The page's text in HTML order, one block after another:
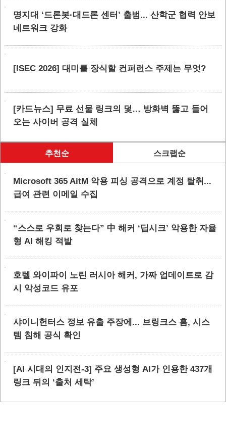
명지대 ‘드론봇·대드론 센터’ 출범... 산학군 협력 안보
네트워크 강화
[ISEC 2026] 대미를 장식할 컨퍼런스 주제는 무엇?
[카드뉴스] 무료 선물 링크의 덫… 방화벽 뚫고 들어
오는 사이버 공격 실체
추천순 스크랩순
Microsoft 365 AitM 악용 피싱 공격으로 계정 탈취...
급여 관련 이메일 수집
“스스로 우회로 찾는다” 中 해커 ‘딥시크’ 악용한 자율
형 AI 해킹 적발
호텔 와이파이 노린 러시아 해커, 가짜 업데이트로 감
시 악성코드 유포
샤이니헌터스 정보 유출 주장에... 브링크스 홈, 시스
템 침해 공식 확인
[AI 시대의 인지전-3] 주요 생성형 AI가 인용한 437개
링크 뒤의 ‘출처 세탁’